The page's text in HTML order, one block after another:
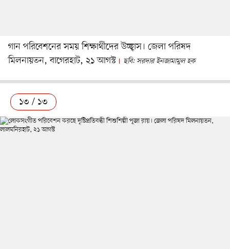
গান পরিবেশনের সময় শিক্ষার্থীদের উচ্ছ্বাস। জেলা পরিষদ
মিলনায়তন, বাগেরহাট, ২১ আগস্ট
ছবি: সরদার ইনজামামুল হক
১৩ / ১৩